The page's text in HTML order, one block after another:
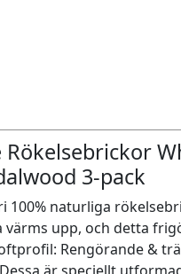
3-pack
100% naturliga
värms upp, och detta
Rengörande &